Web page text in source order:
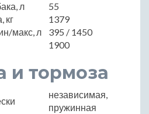
л
55
кг
1379
макс, л
395 / 1450
1900
и тормоза
независимая,
пружинная